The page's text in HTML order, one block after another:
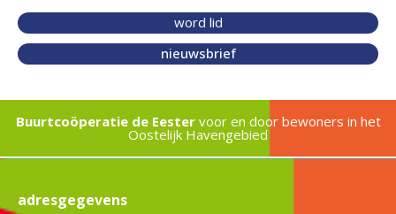
word lid
nieuwsbrief
Buurtcoöperatie de Eestervoor en door bewoners in het
Oostelijk Havengebied
adresgegevens